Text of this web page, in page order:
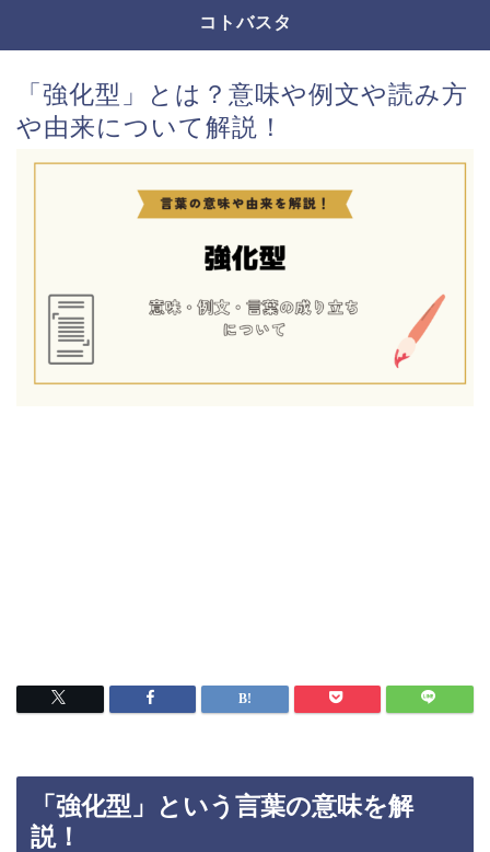
コトバスタ
「強化型」とは？意味や例文や読み方
や由来について解説！
「強化型」という言葉の意味を解
説！